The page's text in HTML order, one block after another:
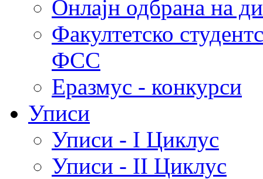
Онлајн одбрана на
Факултетско
ФСС
Еразмус - конкурси
Уписи
Уписи - I Циклус
Уписи - II Циклус